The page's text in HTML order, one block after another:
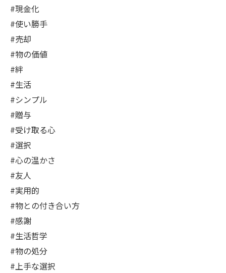
#現金化
#使い勝手
#売却
#物の価値
#絆
#生活
#シンプル
#贈与
#受け取る心
#選択
#心の温かさ
#友人
#実用的
#物との付き合い方
#感謝
#生活哲学
#物の処分
#上手な選択